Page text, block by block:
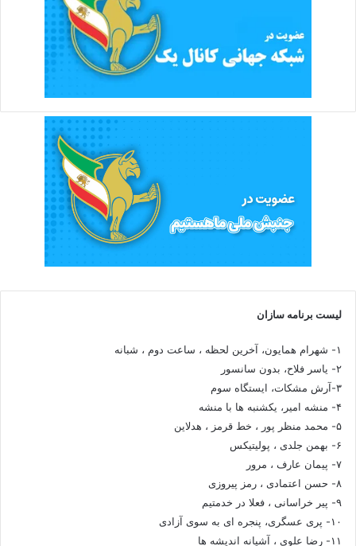
لیست برنامه سازان
۱- شهرام همایون، آخرین لحظه ، ساعت دوم ، شبانه
۲- یاسر فلاح، بدون سانسور
۳-آرش مشکات، ایستگاه سوم
۴- منشه امیر، یکشنبه ها با منشه
۵- محمد منظر پور ، خط قرمز ، هدلاین
۶- بهمن جلدی ، پولیتیکس
۷- پیمان عارف ، مرور
۸- حسن اعتمادی ، رمز پیروزی
۹- پیر خراسانی ، فعلا در خدمتیم
۱۰- پری عسگری، پنجره ای به سوی آزادی
۱۱- رضا علوی ، آشیانه اندیشه ها